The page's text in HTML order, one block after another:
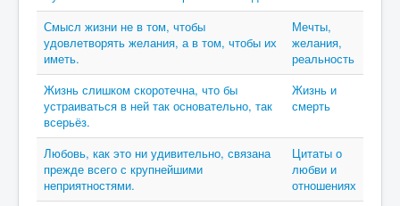
Смысл жизни не в том, чтобы
удовлетворять желания, а в том, чтобы их
иметь.
Мечты,
желания,
реальность
Жизнь слишком скоротечна, что бы
устраиваться в ней так основательно, так
всерьёз.
Жизнь и
смерть
Любовь, как это ни удивительно, связана
прежде всего с крупнейшими
неприятностями.
Цитаты о
любви и
отношениях